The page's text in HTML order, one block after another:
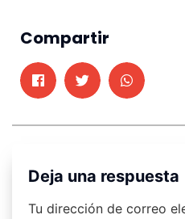
Compartir
Deja una respuesta
Tu dirección de correo